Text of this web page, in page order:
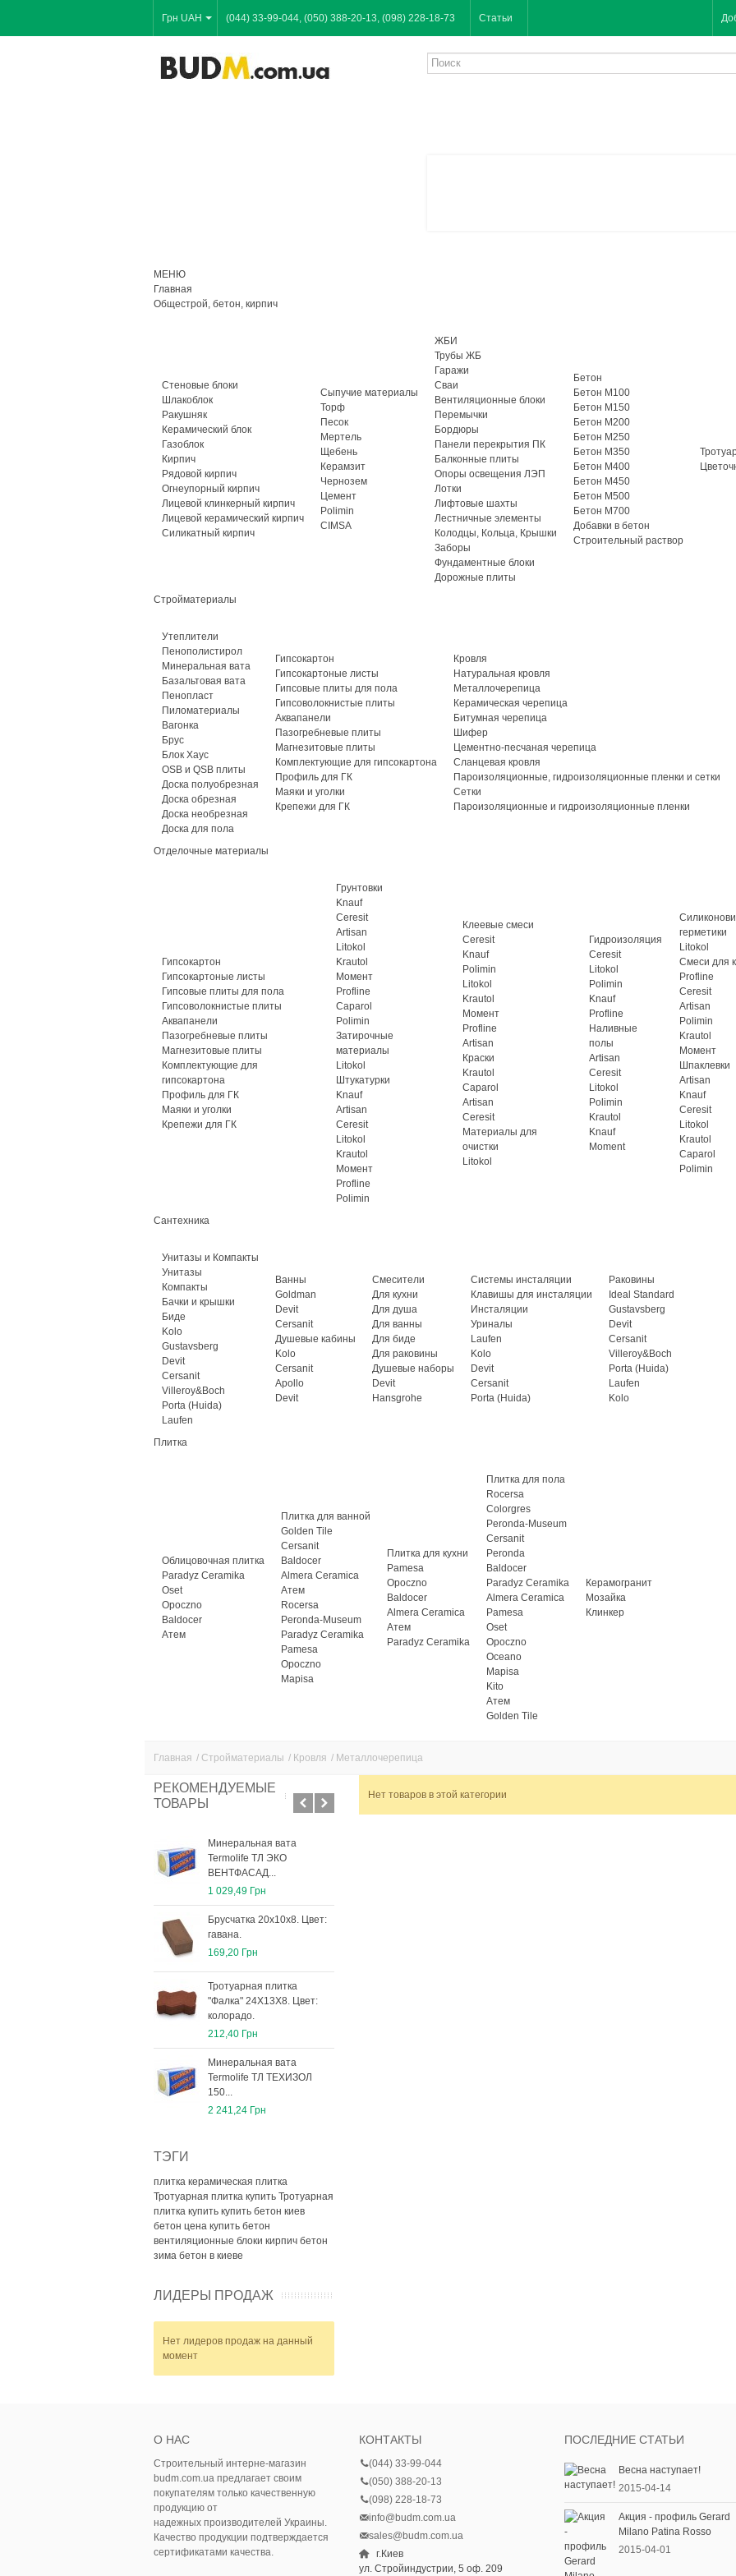
Грн UAH (044) 33-99-044, (050) 388-20-13, (098) 228-18-73 Статьи
МЕНЮ
Главная
Общестрой, бетон, кирпич
Стеновые блоки
Шлакоблок
Ракушняк
Керамический блок
Газоблок
Кирпич
Рядовой кирпич
Огнеупорный кирпич
Лицевой клинкерный кирпич
Лицевой керамический кирпич
Силикатный кирпич
Сыпучие материалы
Торф
Песок
Мертель
Щебень
Керамзит
Чернозем
Цемент
Polimin
CIMSA
ЖБИ
Трубы ЖБ
Гаражи
Сваи
Вентиляционные блоки
Перемычки
Бордюры
Панели перекрытия ПК
Балконные плиты
Опоры освещения ЛЭП
Лотки
Лифтовые шахты
Лестничные элементы
Колодцы, Кольца, Крышки
Заборы
Фундаментные блоки
Дорожные плиты
Бетон
Бетон М100
Бетон М150
Бетон М200
Бетон М250
Бетон М350
Бетон М400
Бетон М450
Бетон М500
Бетон М700
Добавки в бетон
Строительный раствор
Стройматериалы
Утеплители
Пенополистирол
Минеральная вата
Базальтовая вата
Пенопласт
Пиломатериалы
Вагонка
Брус
Блок Хаус
OSB и QSB плиты
Доска полуобрезная
Доска обрезная
Доска необрезная
Доска для пола
Гипсокартон
Гипсокартоные листы
Гипсовые плиты для пола
Гипсоволокнистые плиты
Аквапанели
Пазогребневые плиты
Магнезитовые плиты
Комплектующие для гипсокартона
Профиль для ГК
Маяки и уголки
Крепежи для ГК
Кровля
Натуральная кровля
Металлочерепица
Керамическая черепица
Битумная черепица
Шифер
Цементно-песчаная черепица
Сланцевая кровля
Пароизоляционные, гидроизоляционные пленки и сетки
Сетки
Пароизоляционные и гидроизоляционные пленки
Отделочные материалы
Гипсокартон
Гипсокартоные листы
Гипсовые плиты для пола
Гипсоволокнистые плиты
Аквапанели
Пазогребневые плиты
Магнезитовые плиты
Комплектующие для
гипсокартона
Профиль для ГК
Маяки и уголки
Крепежи для ГК
Грунтовки
Knauf
Ceresit
Artisan
Litokol
Krautol
Момент
Profline
Caparol
Polimin
Затирочные
материалы
Litokol
Штукатурки
Knauf
Artisan
Ceresit
Litokol
Krautol
Момент
Profline
Polimin
Клеевые смеси
Ceresit
Knauf
Polimin
Litokol
Krautol
Момент
Profline
Artisan
Краски
Krautol
Caparol
Artisan
Ceresit
Материалы для
очистки
Litokol
Гидроизоляция
Ceresit
Litokol
Polimin
Knauf
Profline
Наливные
полы
Artisan
Ceresit
Litokol
Polimin
Krautol
Knauf
Moment
герметики
Litokol
Смеси для
Profline
Ceresit
Artisan
Polimin
Krautol
Момент
Шпаклевки
Artisan
Knauf
Ceresit
Litokol
Krautol
Caparol
Polimin
Сантехника
Унитазы и Компакты
Унитазы
Компакты
Бачки и крышки
Биде
Kolo
Gustavsberg
Devit
Cersanit
Villeroy&Boch
Porta (Huida)
Laufen
Ванны
Goldman
Devit
Cersanit
Душевые кабины
Kolo
Cersanit
Apollo
Devit
Смесители
Для кухни
Для душа
Для ванны
Для биде
Для раковины
Душевые наборы
Devit
Hansgrohe
Системы инсталяции
Клавишы для инсталяции
Инсталяции
Уриналы
Laufen
Kolo
Devit
Cersanit
Porta (Huida)
Раковины
Ideal Standard
Gustavsberg
Devit
Cersanit
Villeroy&Boch
Porta (Huida)
Laufen
Kolo
Плитка
Облицовочная плитка
Paradyz Ceramika
Oset
Opoczno
Baldocer
Атем
Плитка для ванной
Golden Tile
Cersanit
Baldocer
Almera Ceramica
Атем
Rocersa
Peronda-Museum
Paradyz Ceramika
Pamesa
Opoczno
Mapisa
Плитка для кухни
Pamesa
Opoczno
Baldocer
Almera Ceramica
Атем
Paradyz Ceramika
Плитка для пола
Rocersa
Colorgres
Peronda-Museum
Cersanit
Peronda
Baldocer
Paradyz Ceramika
Almera Ceramica
Pamesa
Oset
Opoczno
Oceano
Mapisa
Kito
Атем
Golden Tile
Керамогранит
Мозайка
Клинкер
Главная / Стройматериалы / Кровля / Металлочерепица
РЕКОМЕНДУЕМЫЕ
ТОВАРЫ
Минеральная вата
Termolife ТЛ ЭКО
ВЕНТФАСАД...
1 029,49 Грн
Брусчатка 20х10х8. Цвет:
гавана.
169,20 Грн
Тротуарная плитка
"Фалка" 24Х13Х8. Цвет:
колорадо.
212,40 Грн
Минеральная вата
Termolife ТЛ ТЕХИЗОЛ
150...
2 241,24 Грн
ТЭГИ
плитка керамическая плитка
Тротуарная плитка купить Тротуарная
плитка купить купить бетон киев
бетон цена купить бетон
вентиляционные блоки кирпич бетон
зима бетон в киеве
ЛИДЕРЫ ПРОДАЖ
Нет лидеров продаж на данный
момент
Нет товаров в этой категории
О НАС
Строительный интерне-магазин
budm.com.ua предлагает своим
покупателям только качественную
продукцию от
надежных производителей Украины.
Качество продукции подтверждается
сертификатами качества.
КОНТАКТЫ
(044) 33-99-044
(050) 388-20-13
(098) 228-18-73
info@budm.com.ua
sales@budm.com.ua
г.Киев
ул. Стройиндустрии, 5 оф. 209
ПОСЛЕДНИЕ СТАТЬИ
Весна наступает!
2015-04-14
Акция - профиль Gerard
Milano Patina Rosso
2015-04-01